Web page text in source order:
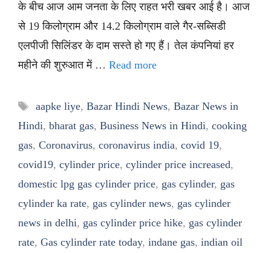
के बीच आज आम जनता के लिए राहत भरी खबर आई है। आज
से 19 किलोग्राम और 14.2 किलोग्राम वाले गैर-सब्सिडी
एलपीजी सिलिंडर के दाम सस्ते हो गए हैं। तेल कंपनियां हर
महीने की शुरुआत में … Read more
Tags
aapke liye, Bazar Hindi News, Bazar News in
Hindi, bharat gas, Business News in Hindi, cooking
gas, Coronavirus, coronavirus india, covid 19,
covid19, cylinder price, cylinder price increased,
domestic lpg gas cylinder price, gas cylinder, gas
cylinder ka rate, gas cylinder news, gas cylinder
news in delhi, gas cylinder price hike, gas cylinder
rate, Gas cylinder rate today, indane gas, indian oil